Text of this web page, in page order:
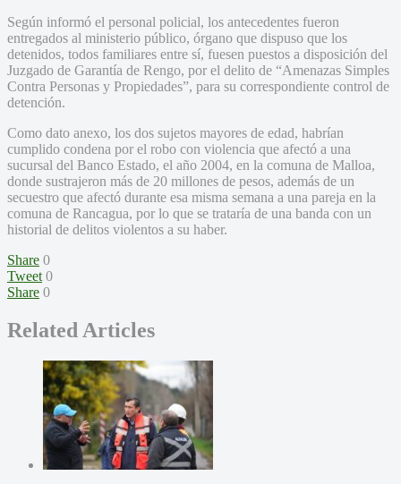
Según informó el personal policial, los antecedentes fueron
entregados al ministerio público, órgano que dispuso que los
detenidos, todos familiares entre sí, fuesen puestos a disposición del
Juzgado de Garantía de Rengo, por el delito de “Amenazas Simples
Contra Personas y Propiedades”, para su correspondiente control de
detención.
Como dato anexo, los dos sujetos mayores de edad, habrían
cumplido condena por el robo con violencia que afectó a una
sucursal del Banco Estado, el año 2004, en la comuna de Malloa,
donde sustrajeron más de 20 millones de pesos, además de un
secuestro que afectó durante esa misma semana a una pareja en la
comuna de Rancagua, por lo que se trataría de una banda con un
historial de delitos violentos a su haber.
Share 0
Tweet 0
Share 0
Related Articles